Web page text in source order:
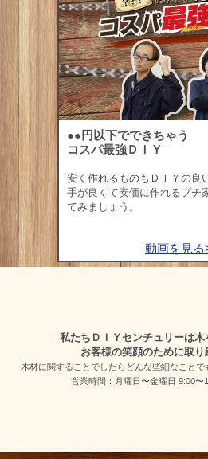
●●円以下でできちゃう
コスパ最強ＤＩＹ
安く作れるものもＤＩＹの良
手が良くて安価に作れるプチ
てみましょう。
動画を見る
私たちＤＩＹセンチュリーは
お客様の笑顔のために取
木材に関することでしたらどんな些細なことで
営業時間：月曜日〜金曜日 9:00